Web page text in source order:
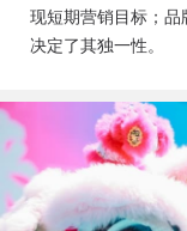
现短期营销目标；
决定了其独一性。